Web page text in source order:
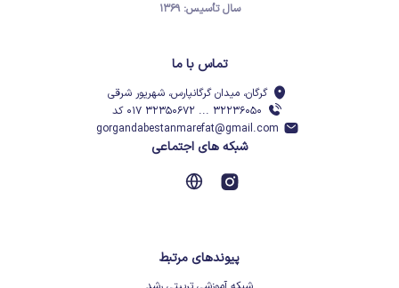
سال تأسیس: ۱۳۶۹
تماس با ما
گرگان، میدان گرگانپارس، شهریور شرقی
۳۲۲۳۶۰۵۰ ... ۳۲۳۵۰۶۷۲ ۰۱۷ کد
gorgandabestanmarefat@gmail.com
شبکه های اجتماعی
پیوندهای مرتبط